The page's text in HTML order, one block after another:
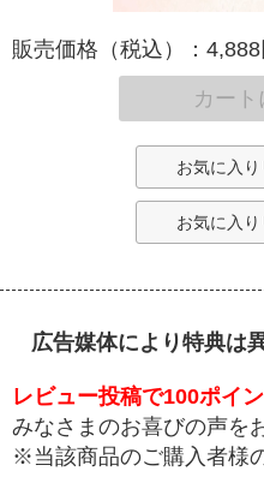
販売価格（税込）：4,888
カート
お気に入
お気に入
広告媒体により特典は
レビュー投稿で100ポイ
みなさまのお喜びの声を
※当該商品のご購入者様